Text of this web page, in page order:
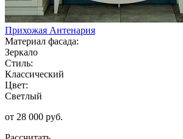
Прихожая Антенария
Материал фасада:
Зеркало
Стиль:
Классический
Цвет:
Светлый
от 28 000 руб.